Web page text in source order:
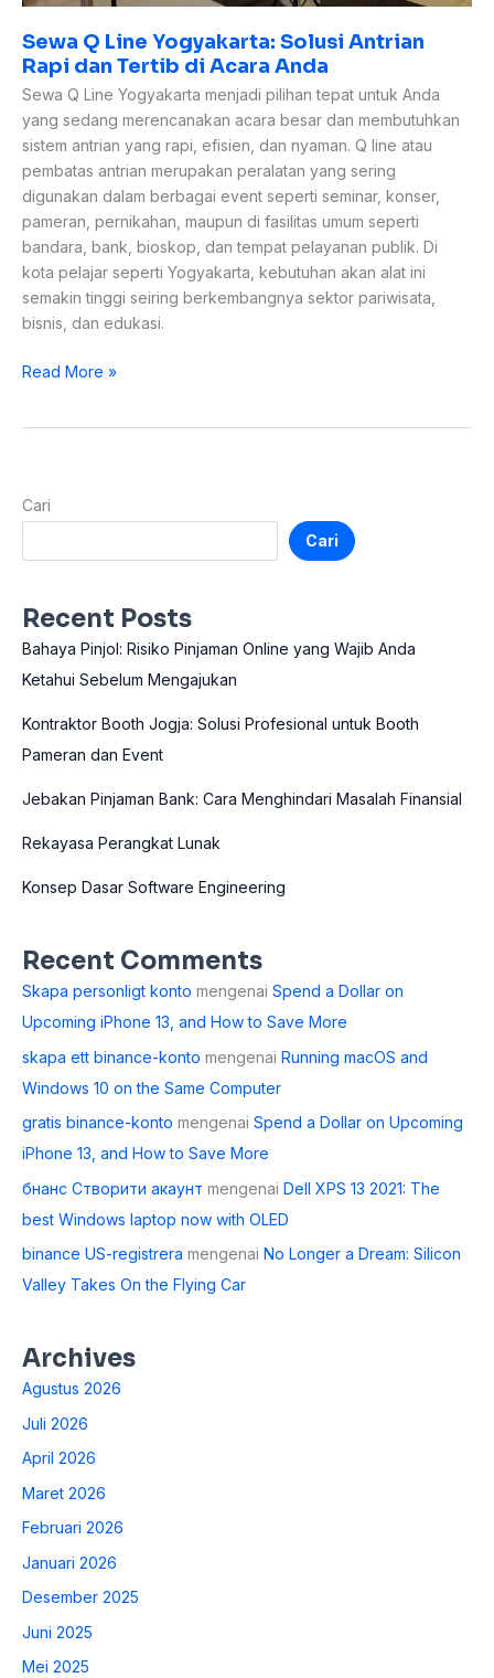
Sewa Q Line Yogyakarta: Solusi Antrian
Rapi dan Tertib di Acara Anda
Sewa Q Line Yogyakarta menjadi pilihan tepat untuk Anda
yang sedang merencanakan acara besar dan membutuhkan
sistem antrian yang rapi, efisien, dan nyaman. Q line atau
pembatas antrian merupakan peralatan yang sering
digunakan dalam berbagai event seperti seminar, konser,
pameran, pernikahan, maupun di fasilitas umum seperti
bandara, bank, bioskop, dan tempat pelayanan publik. Di
kota pelajar seperti Yogyakarta, kebutuhan akan alat ini
semakin tinggi seiring berkembangnya sektor pariwisata,
bisnis, dan edukasi.
Read More »
Cari
Cari
Recent Posts
Bahaya Pinjol: Risiko Pinjaman Online yang Wajib Anda
Ketahui Sebelum Mengajukan
Kontraktor Booth Jogja: Solusi Profesional untuk Booth
Pameran dan Event
Jebakan Pinjaman Bank: Cara Menghindari Masalah Finansial
Rekayasa Perangkat Lunak
Konsep Dasar Software Engineering
Recent Comments
Skapa personligt konto mengenai Spend a Dollar on
Upcoming iPhone 13, and How to Save More
skapa ett binance-konto mengenai Running macOS and
Windows 10 on the Same Computer
gratis binance-konto mengenai Spend a Dollar on Upcoming
iPhone 13, and How to Save More
бнанс Створити акаунт mengenai Dell XPS 13 2021: The
best Windows laptop now with OLED
binance US-registrera mengenai No Longer a Dream: Silicon
Valley Takes On the Flying Car
Archives
Agustus 2026
Juli 2026
April 2026
Maret 2026
Februari 2026
Januari 2026
Desember 2025
Juni 2025
Mei 2025